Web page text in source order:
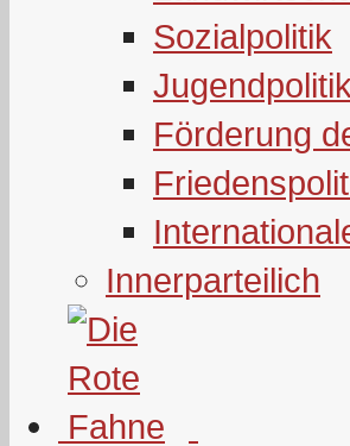
Sozialpolitik
Jugendpolitik
Förderung
Innerparteilich